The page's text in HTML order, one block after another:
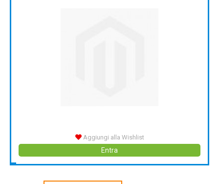
Aggiungi alla Wishlist
Entra